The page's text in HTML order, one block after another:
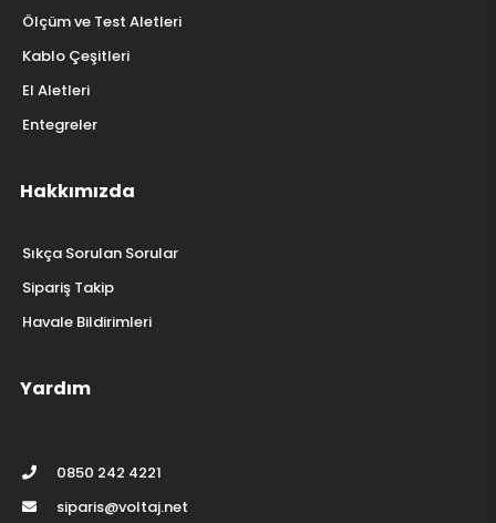
Ölçüm ve Test Aletleri
Kablo Çeşitleri
El Aletleri
Entegreler
Hakkımızda
Sıkça Sorulan Sorular
Sipariş Takip
Havale Bildirimleri
Yardım
0850 242 4221
siparis@voltaj.net